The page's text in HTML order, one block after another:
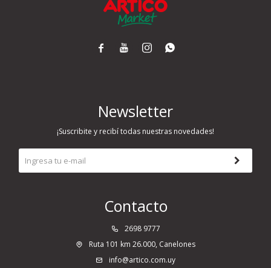
   
Contacto
2698 9777
Ruta 101 km 26.000, Canelones
info@artico.com.uy
Newsletter
¡Suscribite y recibí todas nuestras novedades!